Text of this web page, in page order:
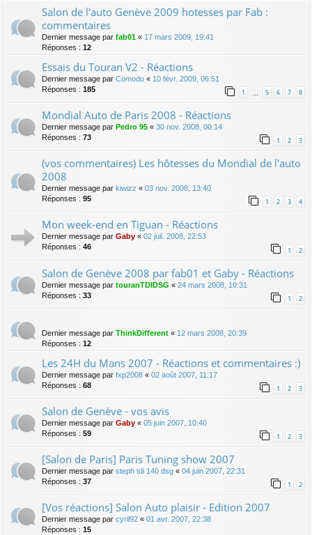
Salon de l'auto Genève 2009 hotesses par Fab :
commentaires
Dernier message par fab01 « 17 mars 2009, 19:41
Réponses : 12
Essais du Touran V2 - Réactions
Dernier message par Comodo « 10 févr. 2009, 06:51
Réponses : 185 1 … 5 6 7 8
Mondial Auto de Paris 2008 - Réactions
Dernier message par Pedro 95 « 30 nov. 2008, 00:14
Réponses : 73 1 2 3
(vos commentaires) Les hôtesses du Mondial de l'auto
2008
Dernier message par kiwizz « 03 nov. 2008, 13:40
Réponses : 95 1 2 3 4
Mon week-end en Tiguan - Réactions
Dernier message par Gaby « 02 juil. 2008, 22:53
Réponses : 46 1 2
Salon de Genève 2008 par fab01 et Gaby - Réactions
Dernier message par touranTDIDSG « 24 mars 2008, 10:31
Réponses : 33 1 2
Dernier message par ThinkDifferent « 12 mars 2008, 20:39
Réponses : 12
Les 24H du Mans 2007 - Réactions et commentaires :)
Dernier message par fxp2008 « 02 août 2007, 11:17
Réponses : 68 1 2 3
Salon de Genève - vos avis
Dernier message par Gaby « 05 juin 2007, 10:40
Réponses : 59 1 2 3
[Salon de Paris] Paris Tuning show 2007
Dernier message par steph tdi 140 dsg « 04 juin 2007, 22:31
Réponses : 37 1 2
[Vos réactions] Salon Auto plaisir - Edition 2007
Dernier message par cyril92 « 01 avr. 2007, 22:38
Réponses : 15